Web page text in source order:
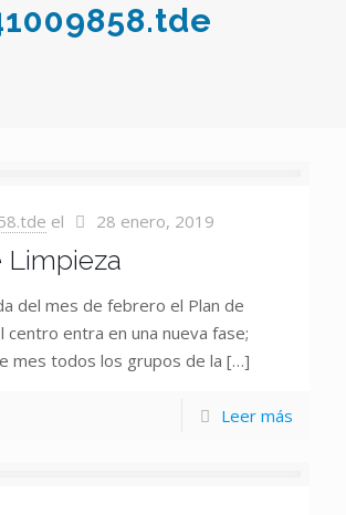
el 28 enero, 2019
Limpieza
del mes de febrero el Plan de
centro entra en una nueva fase;
mes todos los grupos de la […]
Leer más